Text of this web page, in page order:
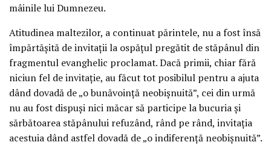
mâinile lui Dumnezeu.
Atitudinea maltezilor, a continuat părintele, nu a fost însă
împărtășită de invitații la ospățul pregătit de stăpânul din
fragmentul evanghelic proclamat. Dacă primii, chiar fără
niciun fel de invitație, au făcut tot posibilul pentru a ajuta
dând dovadă de „o bunăvoință neobișnuită”, cei din urmă
nu au fost dispuși nici măcar să participe la bucuria și
sărbătoarea stăpânului refuzând, rând pe rând, invitația
acestuia dând astfel dovadă de „o indiferență neobișnuită”.